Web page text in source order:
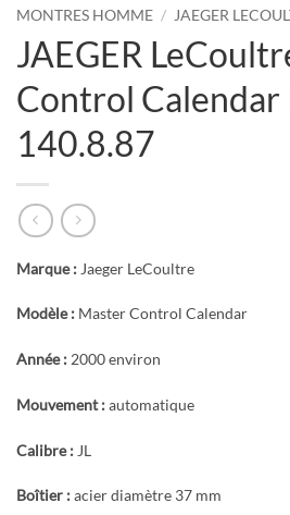
MONTRES HOMME / JAEGER
JAEGER
Control Calendar
140.8.87
Marque : Jaeger LeCoultre
Modèle : Master Control Calendar
Année : 2000 environ
Mouvement :automatique
Calibre : JL
Boîtier :acier diamètre 37 mm